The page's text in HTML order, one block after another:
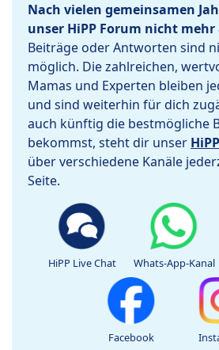
Nach vielen gemeinsamen
unser HiPP Forum nicht
Beiträge oder Antworten sind
möglich. Die zahlreichen,
Mamas und Experten bleiben
und sind weiterhin für dich
auch künftig die bestmögliche
bekommst, steht dir unser
über verschiedene Kanäle
Seite.
HiPP Live Chat Whats-App-Kanal
Facebook